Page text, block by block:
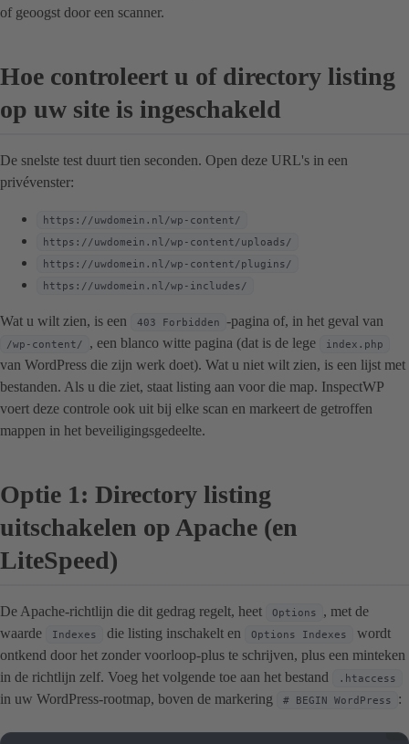
of geoogst door een scanner.
Hoe controleert u of directory listing
op uw site is ingeschakeld
De snelste test duurt tien seconden. Open deze URL's in een
privévenster:
https://uwdomein.nl/wp-content/
https://uwdomein.nl/wp-content/uploads/
https://uwdomein.nl/wp-content/plugins/
https://uwdomein.nl/wp-includes/
Wat u wilt zien, is een 403 Forbidden -pagina of, in het geval van
/wp-content/ , een blanco witte pagina (dat is de lege index.php
van WordPress die zijn werk doet). Wat u niet wilt zien, is een lijst met
bestanden. Als u die ziet, staat listing aan voor die map. InspectWP
voert deze controle ook uit bij elke scan en markeert de getroffen
mappen in het beveiligingsgedeelte.
Optie 1: Directory listing
uitschakelen op Apache (en
LiteSpeed)
De Apache-richtlijn die dit gedrag regelt, heet Options
, met de
waarde
Indexes die listing inschakelt en Options Indexes
wordt
ontkend door het zonder voorloop-plus te schrijven, plus een minteken
in de richtlijn zelf. Voeg het volgende toe aan het bestand
.htaccess
in uw WordPress-rootmap, boven de markering # BEGIN WordPress :